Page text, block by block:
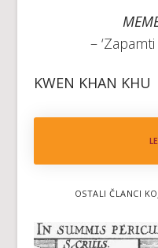
–
KWEN KHAN KHU
OSTALI ČLANCI